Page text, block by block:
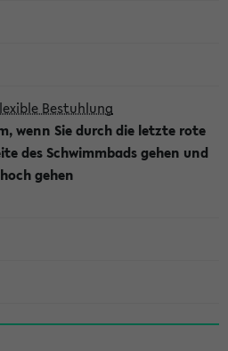
Bestuhlung
wenn Sie durch die letzte rote
des Schwimmbads gehen und
gehen